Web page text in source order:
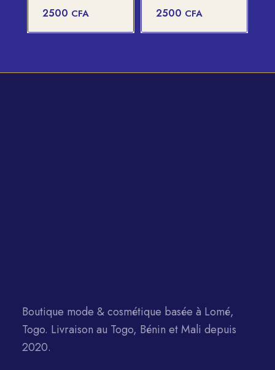
2500 CFA 2500 CFA
Boutique mode & cosmétique basée à Lomé,
Togo. Livraison au Togo, Bénin et Mali depuis
2020.